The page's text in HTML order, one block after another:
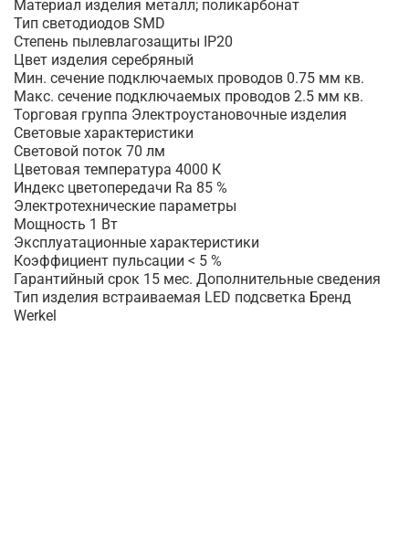
Материал изделия металл; поликарбонат
Тип светодиодов SMD
Степень пылевлагозащиты IP20
Цвет изделия серебряный
Мин. сечение подключаемых проводов 0.75 мм кв.
Макс. сечение подключаемых проводов 2.5 мм кв.
Торговая группа Электроустановочные изделия
Световые характеристики
Световой поток 70 лм
Цветовая температура 4000 К
Индекс цветопередачи Ra 85 %
Электротехнические параметры
Мощность 1 Вт
Эксплуатационные характеристики
Коэффициент пульсации < 5 %
Гарантийный срок 15 мес. Дополнительные сведения
Тип изделия встраиваемая LED подсветка Бренд
Werkel